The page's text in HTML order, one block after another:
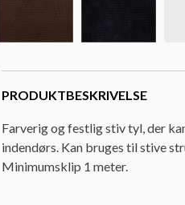
PRODUKTBESKRIVELSE
Farverig og festlig stiv tyl, der
indendørs. Kan bruges til stive
Minimumsklip 1 meter.